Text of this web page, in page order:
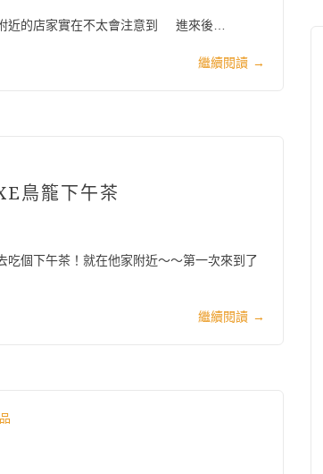
近的店家實在不太會注意到 進來後…
繼續閱讀 →
鳥籠下午茶
個下午茶！就在他家附近～～第一次來到了
繼續閱讀 →